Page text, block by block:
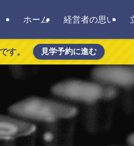
ホーム 経営者の思い
す。 見学予約に進む